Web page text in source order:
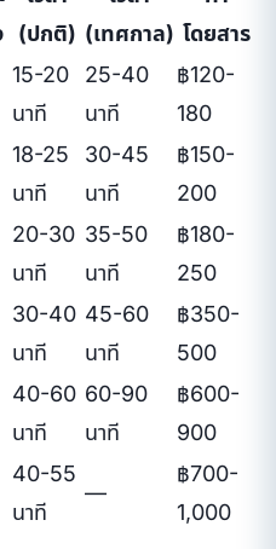
(ปกติ) (เทศกาล) โดยสาร
15-20
นาที
25-40
นาที
฿120-
180
18-25
นาที
30-45
นาที
฿150-
200
20-30
นาที
35-50
นาที
฿180-
250
30-40
นาที
45-60
นาที
฿350-
500
40-60
นาที
60-90
นาที
฿600-
900
40-55
นาที
—
฿700-
1,000